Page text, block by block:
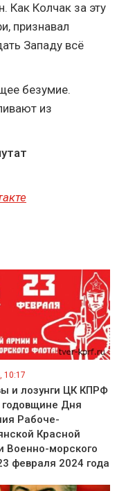
Как Колчак за эту
признавал
Западу всё
безумие.
из
10:17
и лозунги ЦК КПРФ
годовщине Дня
Рабоче-
Красной
Военно-морского
февраля 2024 года